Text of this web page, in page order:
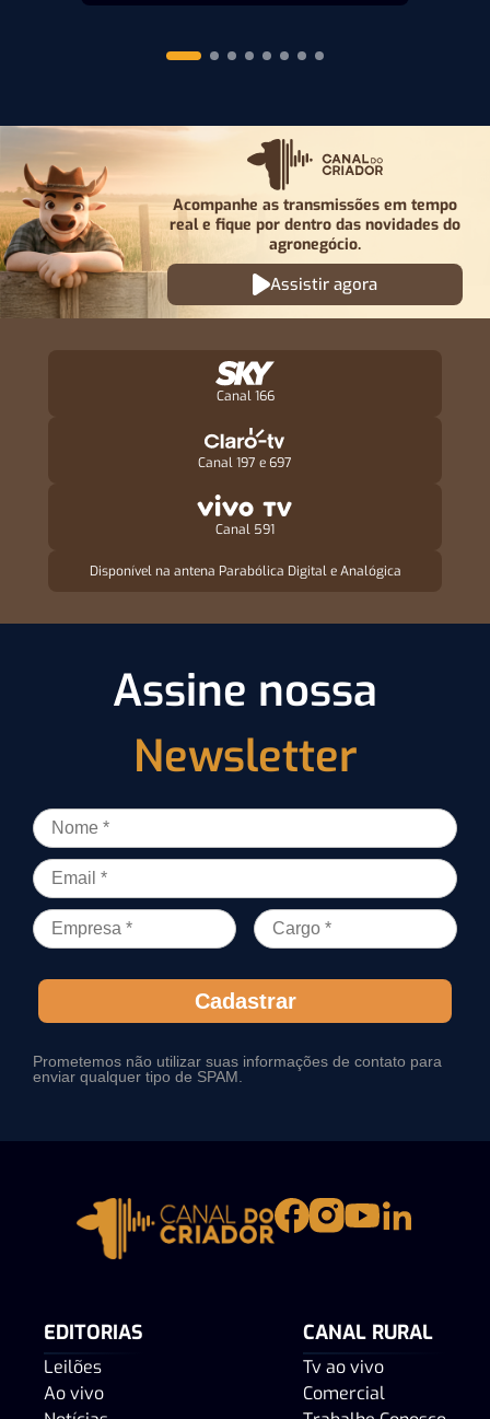
Acompanhe as transmissões em tempo
real e fique pordentro das novidades do
agronegócio.
Assistir agora
Canal 166
Canal 197 e 697
Canal 591
Disponível na antena Parabólica Digital e Analógica
Assine nossa
Newsletter
Cadastrar
Prometemos não utilizar suas informações de contato para
enviar qualquer tipo de SPAM.
EDITORIAS
Leilões
Ao vivo
CANAL RURAL
Tv ao vivo
Comercial